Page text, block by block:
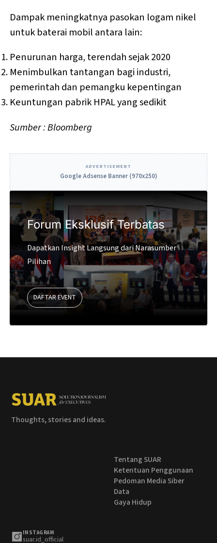
Dampak meningkatnya pasokan logam nikel
untuk baterai mobil antara lain:
Penurunan harga, terendah sejak 2020
Menimbulkan tantangan bagi industri,
pemerintah dan pemangku kepentingan
Keuntungan pabrik HPAL yang sedikit
Sumber : Bloomberg
ADVERTISEMENT
Google Adsense Banner (970x250)
Forum Eksklusif Terbatas
Dapatkan Insight Langsung dari Narasumber
Pilihan
DAFTAR EVENT
Thoughts, stories and ideas.
Tentang SUAR
Ketentuan Penggunaan
Pedoman Media Siber
Data
Gaya Hidup
INSTAGRAM
suar.id_official